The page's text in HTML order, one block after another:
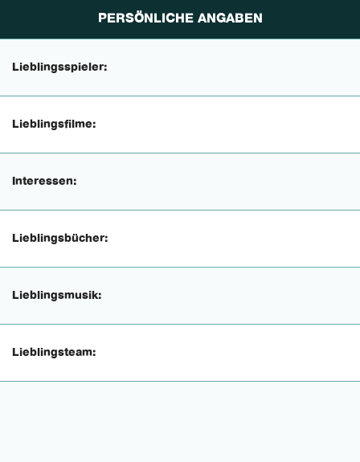
PERSÖNLICHE ANGABEN
Lieblingsspieler:
Lieblingsfilme:
Interessen:
Lieblingsbücher:
Lieblingsmusik:
Lieblingsteam: